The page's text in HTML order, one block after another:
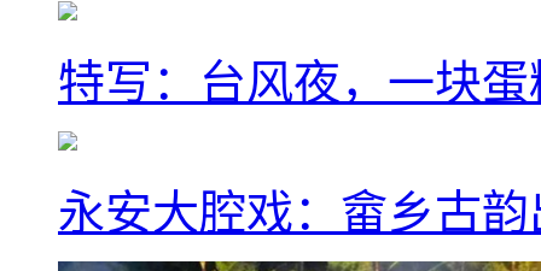
特写：台风夜，一块
永安大腔戏：畲乡古